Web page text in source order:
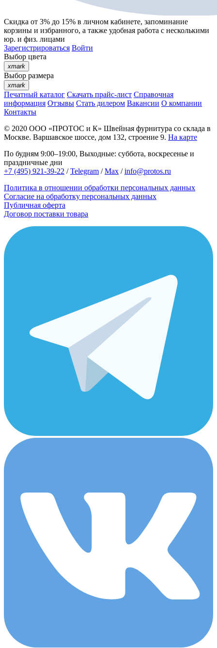
Скидка от 3% до 15% в личном кабинете, запоминание
корзины и избранного, а также удобная работа с несколькими
юр. и физ. лицами
Зарегистрироваться Войти
Выбор цвета
xmark
Выбор размера
xmark
Печатный каталог Скачать прайс-лист Справочная
информация Отзывы Стать дилером Вакансии О компании
Контакты
© 2020 ООО «ПРОТОС и К» Швейная фурнитура со склада в
Москве. Варшавское шоссе, дом 132, строение 9. На карте
По будням 9:00–19:00, Выходные: суббота, воскресенье и
праздничные дни
+7 (495) 921-39-22 /Telegram /Max /info@protos.ru
Политика в отношении обработки персональных данных
Согласие на обработку персональных данных
Публичная оферта
Договор поставки товара